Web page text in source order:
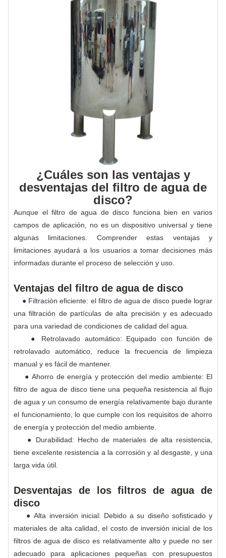
¿Cuáles son las ventajas y
desventajas del filtro de agua de
disco?
Aunque el filtro de agua de disco funciona bien en varios
campos de aplicación, no es un dispositivo universal y tiene
algunas limitaciones. Comprender estas ventajas y
limitaciones ayudará a los usuarios a tomar decisiones más
informadas durante el proceso de selección y uso.
Ventajas del filtro de agua de disco
● Filtración eficiente: el filtro de agua de disco puede lograr
una filtración de partículas de alta precisión y es adecuado
para una variedad de condiciones de calidad del agua.
● Retrolavado automático: Equipado con función de
retrolavado automático, reduce la frecuencia de limpieza
manual y es fácil de mantener.
● Ahorro de energía y protección del medio ambiente: El
filtro de agua de disco tiene una pequeña resistencia al flujo
de agua y un consumo de energía relativamente bajo durante
el funcionamiento, lo que cumple con los requisitos de ahorro
de energía y protección del medio ambiente.
● Durabilidad: Hecho de materiales de alta resistencia,
tiene excelente resistencia a la corrosión y al desgaste, y una
larga vida útil.
Desventajas de los filtros de agua de
disco
● Alta inversión inicial: Debido a su diseño sofisticado y
materiales de alta calidad, el costo de inversión inicial de los
filtros de agua de disco es relativamente alto y puede no ser
adecuado para aplicaciones pequeñas con presupuestos